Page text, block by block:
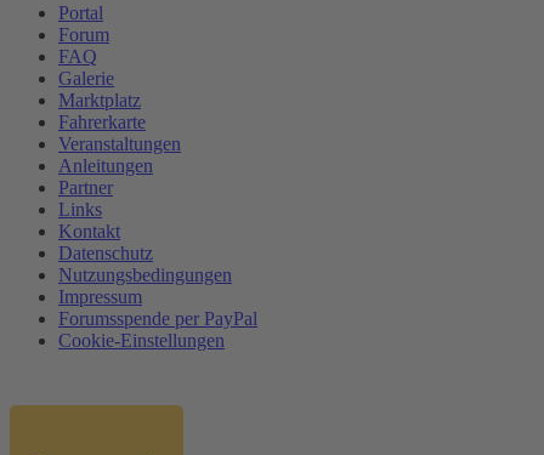
Portal
Forum
FAQ
Galerie
Marktplatz
Fahrerkarte
Veranstaltungen
Anleitungen
Partner
Links
Kontakt
Datenschutz
Nutzungsbedingungen
Impressum
Forumsspende per PayPal
Cookie-Einstellungen